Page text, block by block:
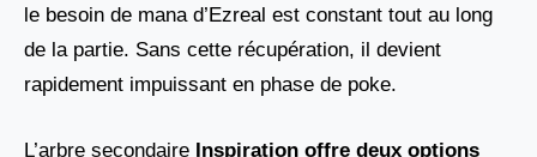
le besoin de mana d’Ezreal est constant tout au long
de la partie. Sans cette récupération, il devient
rapidement impuissant en phase de poke.
L’arbre secondaire Inspiration offre deux options